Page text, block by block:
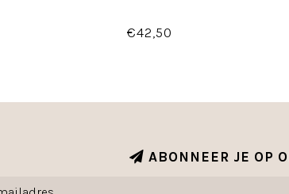
€42,50
ABONNEER JE OP